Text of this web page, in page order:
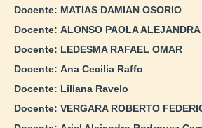
Docente: MATIAS DAMIAN OSORIO
Docente: ALONSO PAOLA ALEJANDRA
Docente: LEDESMA RAFAEL OMAR
Docente: Ana Cecilia Raffo
Docente: Liliana Ravelo
Docente: VERGARA ROBERTO